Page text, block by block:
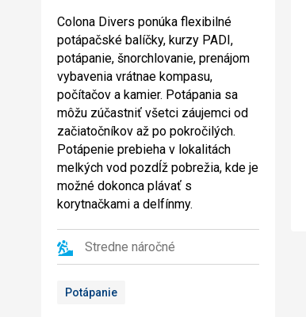
Colona Divers ponúka flexibilné
potápačské balíčky, kurzy PADI,
potápanie, šnorchlovanie, prenájom
vybavenia vrátnae kompasu,
počítačov a kamier. Potápania sa
môžu zúčastniť všetci záujemci od
začiatočníkov až po pokročilých.
Potápenie prebieha v lokalitách
melkých vod pozdĺž pobrežia, kde je
možné dokonca plávať s
korytnačkami a delfínmy.
Stredne náročné
Potápanie